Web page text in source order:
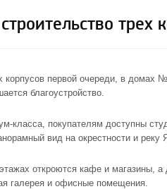
трех
корпусов первой очереди, в
благоустройство.
класса, покупателям доступны
вид на окрестности и
откроются кафе и магазины, а
галерея и офисные помещения.